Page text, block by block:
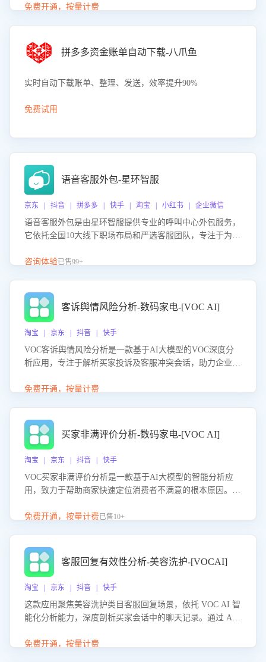
购买意向，深度洞察决策动因。同时全面评估客服团队政策
度、客服转化能力及销售业绩。
免费开通，按量计费
拼多多资金账单自动下载-八爪鱼
实时自动下载账单、整理、发送，效率提升90%
免费试用
语音客服外包-星环智服
京东 | 抖音 | 拼多多 | 快手 | 淘宝 | 小红书 | 企业微信
语音客服外包是由星环智服提供专业的呼叫中心外包服务，
它依托全国10大线下职场布局和严选客服团队，专注于为企
客服团队和智能工具提升语音客服服务效率和质量，帮助企
咨询体验已售99+
客诉舆情风险分析-数码家电-[VOC AI]
淘宝 | 京东 | 抖音 | 快手
VOC客诉舆情风险分析是一款基于AI大模型的VOC深度分
析应用，专注于解析买家投诉及客服冲突会话，助力企业精
别客户情绪、归因争议根源，并客观评估客服应对合理性与
能力，阻断差评扩散，维护品牌声誉，实现客户满意度的持
续提升。
免费开通，按量计费
买家非满评价分析-数码家电-[VOC AI]
淘宝 | 京东 | 抖音 | 快手
VOC买家非满评价分析是一款基于AI大模型的智能分析应
用，致力于帮助商家快速定位消费者不满意的根本原因。该
客服原因或其它部门原因，明确责任归属，提供可落地的改
改，有效提升客户满意度和店铺整体服务质量。
免费开通，按量计费已售10+
客服回复有效性分析-美容洗护-[VOCAI]
淘宝 | 京东 | 抖音 | 快手
这款应用聚焦美容洗护类目客服回复场景，依托 VOC AI 智
能化分析能力，深度剖析买家会话中的聊天记录。通过 AI
答的有效性与完整性，输出针对性改进策略，助力商家快速
免费开通，按量计费